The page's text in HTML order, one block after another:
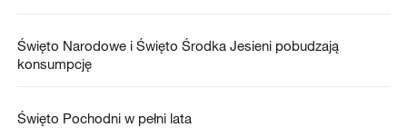
Święto Narodowe i Święto Środka Jesieni pobudzają
konsumpcję
Święto Pochodni w pełni lata